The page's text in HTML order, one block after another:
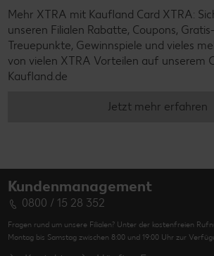
Mehr XTRA mit Kaufland Card XTRA:
unseren Filialen Rabatte, Coupons,
Treuepunkte, Gewinnspiele und vieles
von vielen XTRA Vorteilen auf unserem
Kaufland.de
Jetzt mehr erfahren
Kundenmanagement
0800 / 15 28 352
Fragen rund um unsere Filialen? Unter der kostenfreien
Montag bis Samstag zwischen 8:00 und 19:00 Uhr zur